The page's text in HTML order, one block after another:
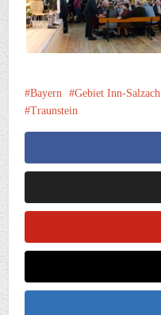
Bayern Gebiet Inn-Salzach
Traunstein